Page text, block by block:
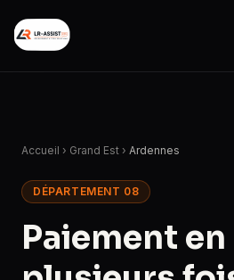
Accueil › Grand Est › Ardennes
DÉPARTEMENT 08
Paiement en